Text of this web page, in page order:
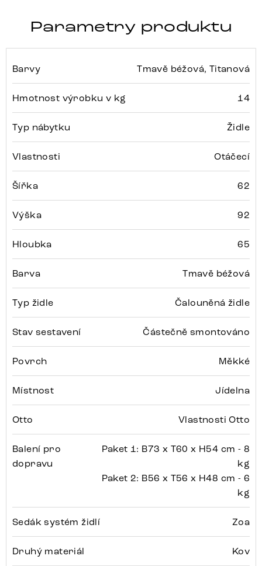
Parametry produktu
Barvy Tmavě béžová, Titanová
Hmotnost výrobku v kg 14
Typ nábytku Židle
Vlastnosti Otáčecí
Šířka 62
Výška 92
Hloubka 65
Barva Tmavě béžová
Typ židle Čalouněná židle
Stav sestavení Částečně smontováno
Povrch Měkké
Místnost Jídelna
Otto Vlastnosti Otto
Balení pro
dopravu
Paket 1: B73 x T60 x H54 cm - 8
kg
Paket 2: B56 x T56 x H48 cm - 6
kg
Sedák systém židlí Zoa
Druhý materiál Kov